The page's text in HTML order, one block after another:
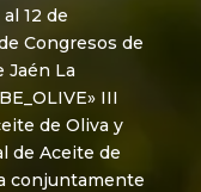
12 de
Congresos de
Jaén La
III
de Oliva y
de Aceite de
conjuntamente